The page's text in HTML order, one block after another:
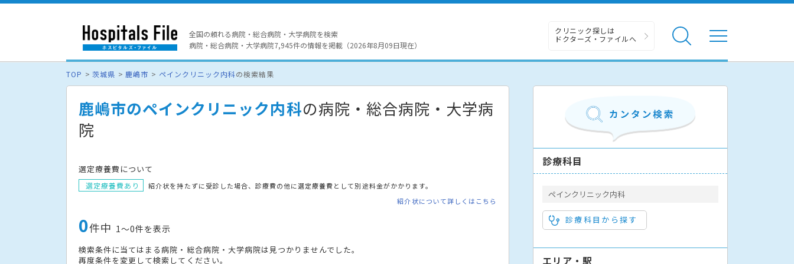
全国の頼れる病院・総合病院・大学病院を検索
病院・総合病院・大学病院7,945件の情報を掲載（2026年8月09日現在）
クリニック探しは
ドクターズ・ファイルへ
TOP 茨城県 鹿嶋市 ペインクリニック内科の検索結果
鹿嶋市のペインクリニック内科の病院・総合病院・大学病
院
選定療養費について
選定療養費あり
紹介状を持たずに受診した場合、診療費の他に選定療養費として別途料金がかかります。
紹介状について詳しくはこちら
0件中 1〜0件を表示
検索条件に当てはまる病院・総合病院・大学病院は見つかりませんでした。
再度条件を変更して検索してください。
診療科目
ペインクリニック内科
診療科目から探す
エリア・駅